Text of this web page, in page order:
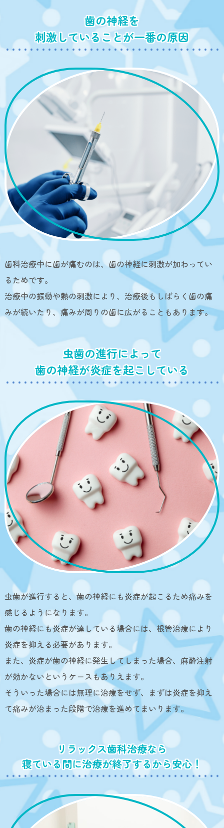
歯の神経を
刺激していることが一番の原因
歯科治療中に歯が痛むのは、歯の神経に刺激が加わってい
るためです。
治療中の振動や熱の刺激により、治療後もしばらく歯の痛
みが続いたり、痛みが周りの歯に広がることもあります。
虫歯の進行によって
歯の神経が炎症を起こしている
虫歯が進行すると、歯の神経にも炎症が起こるため痛みを
感じるようになります。
歯の神経にも炎症が達している場合には、根管治療により
炎症を抑える必要があります。
また、炎症が歯の神経に発生してしまった場合、麻酔注射
が効かないというケースもありえます。
そういった場合には無理に治療をせず、まずは炎症を抑え
て痛みが治まった段階で治療を進めてまいります。
リラックス歯科治療なら
寝ている間に治療が終了するから安心！